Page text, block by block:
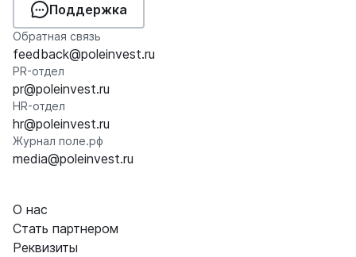
Поддержка
Обратная связь
feedback@poleinvest.ru
PR-отдел
pr@poleinvest.ru
HR-отдел
hr@poleinvest.ru
Журнал поле.рф
media@poleinvest.ru
О нас
Стать партнером
Реквизиты